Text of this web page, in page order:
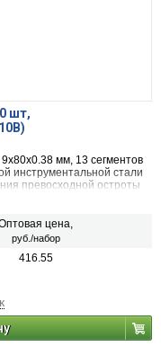
шт,
мм, 13 сегментов
инструментальной стали
превосходной остроты
цена,
руб./набор
416.55